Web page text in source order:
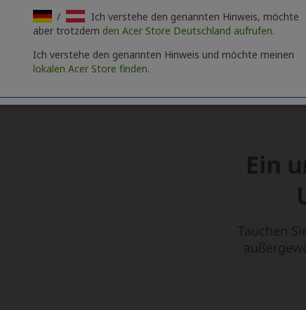
/
Ich verstehe den genannten Hinweis, möchte
aber trotzdem den Acer Store Deutschland aufrufen.
Ich verstehe den genannten Hinweis und möchte meinen
lokalen Acer Store finden.